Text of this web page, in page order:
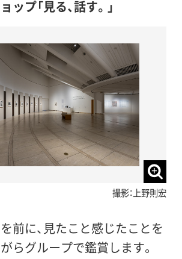
ップ「見る、話す。」
撮影：上野則宏
前に、見たこと感じたことを
らグループで鑑賞します。